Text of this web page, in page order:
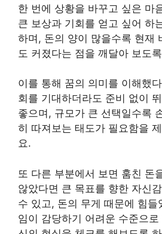
한 번에 상황을 바꾸고 싶은 마
큰 보상과 기회를 얻고 싶어 하
하며, 돈의 양이 많을수록 현재
도 커졌다는 점을 깨달아 보도
이를 통해 꿈의 의미를 이해했
회를 기대하더라도 준비 없이
좋으며, 규모가 큰 선택일수록
히 따져보는 태도가 필요함을
요.
또 다른 부분에서 보면 훔친 돈
않았다면 큰 목표를 향한 자신
수 있고, 돈의 무게 때문에 힘들
임이 감당하기 어려운 수준으